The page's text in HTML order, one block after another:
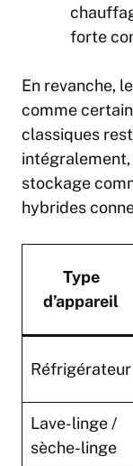
forte
En revanche,
comme
classiques
stockage
hybrides
Type
d’appareil
Réfrigérateur
Lave-linge /
sèche-linge